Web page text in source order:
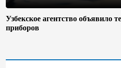
Узбекское агентство объявило
приборов